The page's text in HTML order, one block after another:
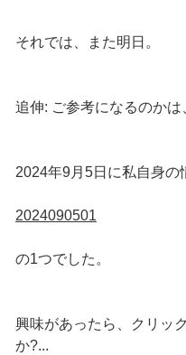
それでは、また明日。
追伸: ご参考になるのかは
2024年9月5日に私自身の
2024090501
の1つでした。
興味があったら、クリッ
か?...